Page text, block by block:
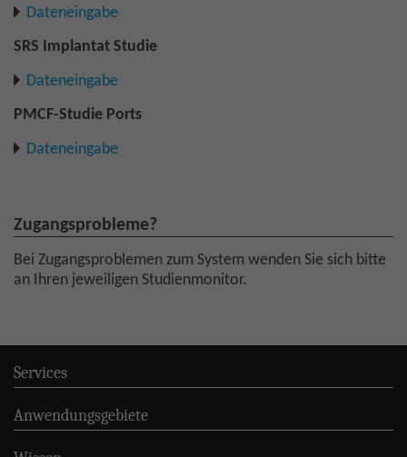
Dateneingabe
SRS Implantat Studie
Dateneingabe
PMCF-Studie Ports
Dateneingabe
Zugangsprobleme?
Bei Zugangsproblemen zum System wenden Sie sich bitte
an Ihren jeweiligen Studienmonitor.
Services
Anwendungsgebiete